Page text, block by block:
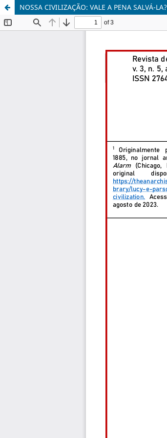
NOSSA CIVILIZAÇÃO: VALE A PENA SALVÁ-LA?